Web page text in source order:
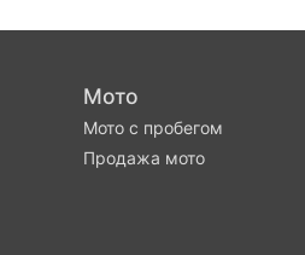
Мото
Мото с пробегом
Продажа мото